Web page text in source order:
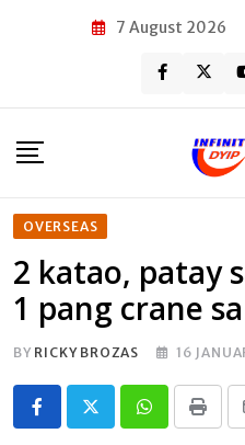
7 August 2026
OVERSEAS
2 katao, patay
1 pang crane
BY RICKY BROZAS 16
Whatsapp
Print